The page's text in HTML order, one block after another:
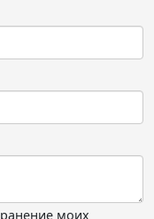
моих